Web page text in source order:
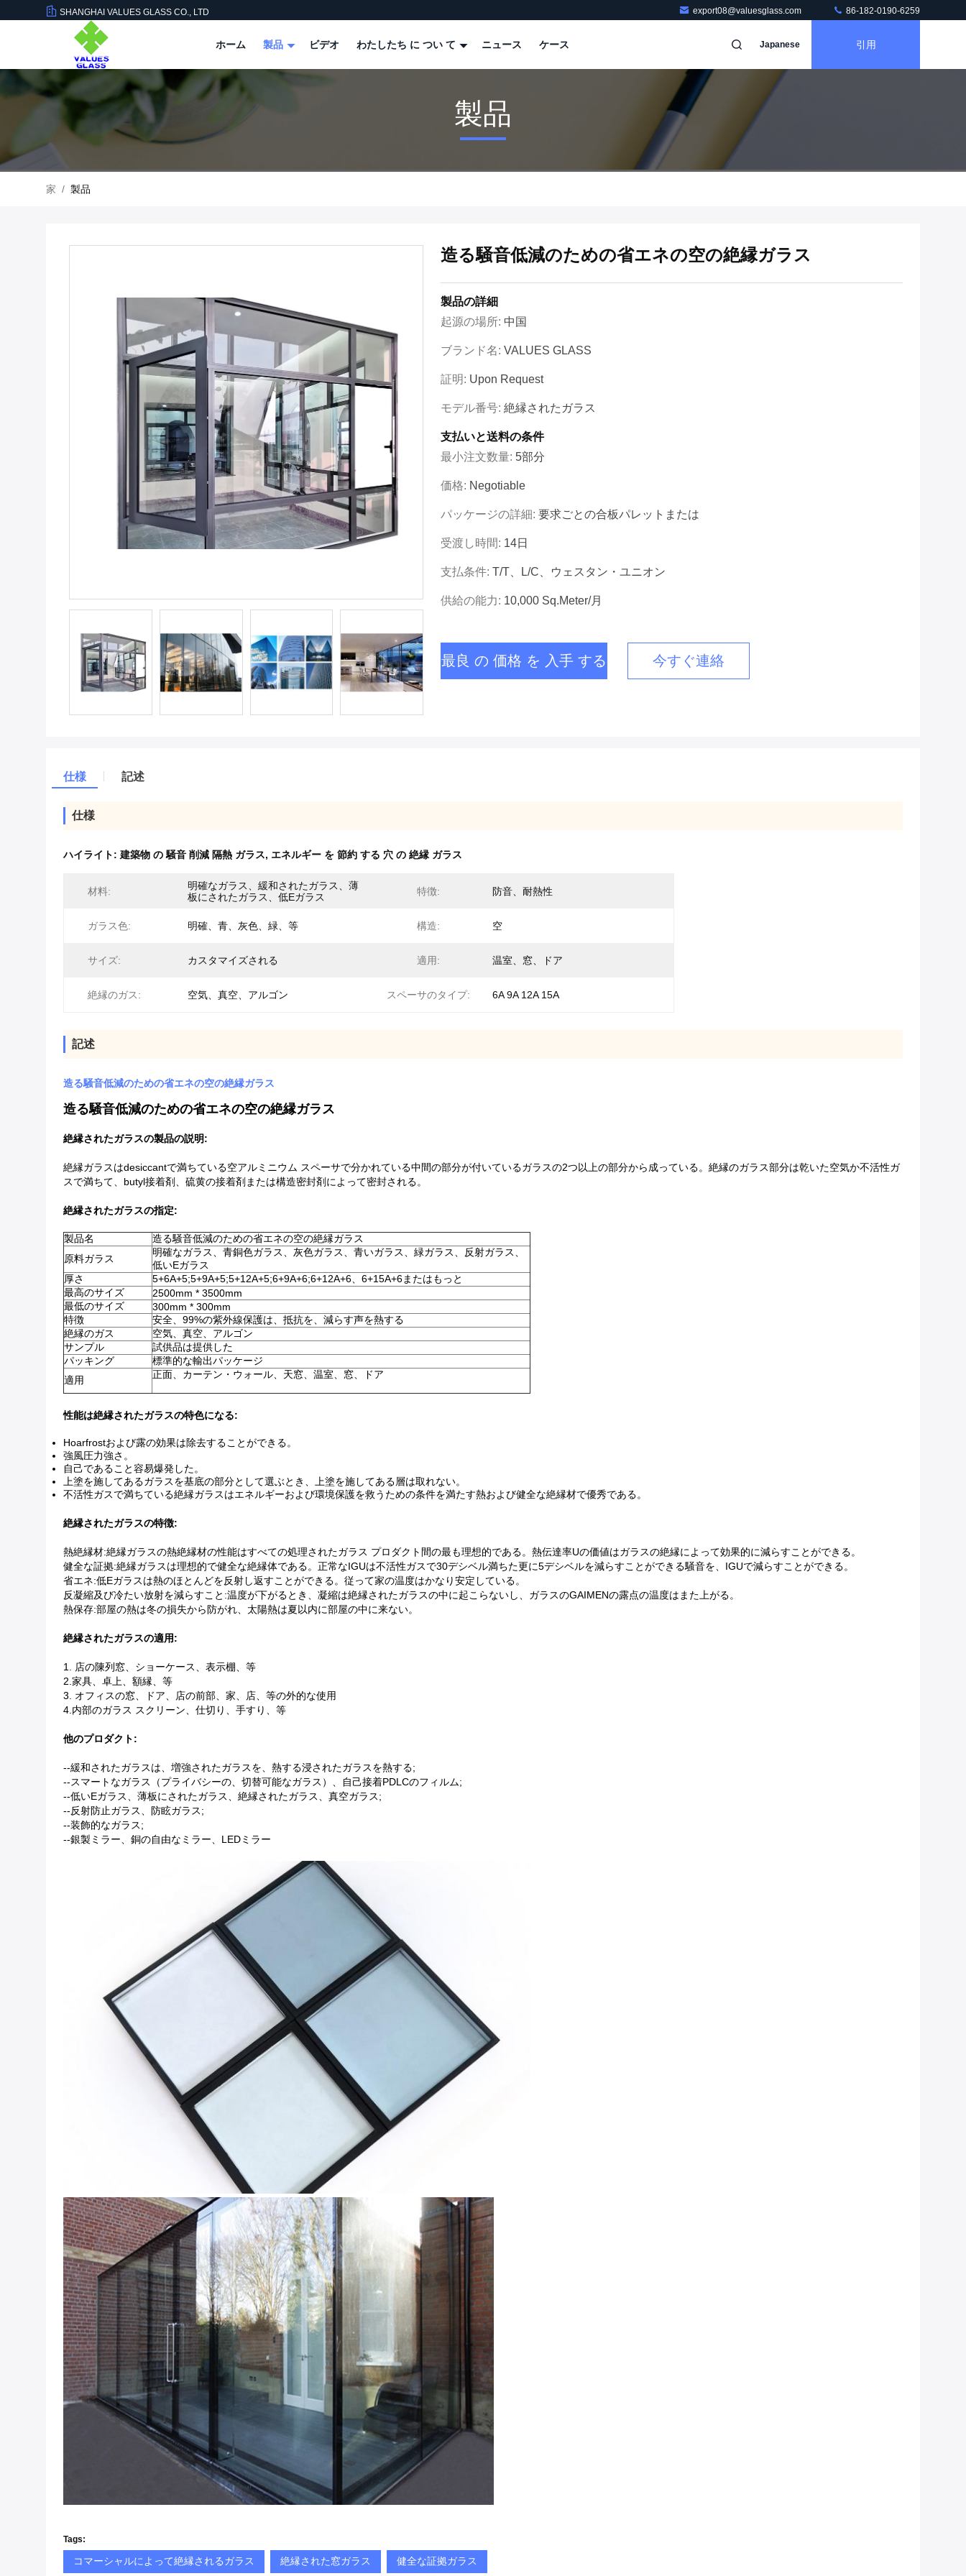
SHANGHAI VALUES GLASS CO., LTD export08@valuesglass.com 86-182-0190-6259
ホーム 製品 ビデオ わたしたち に つい て ニュース ケース Japanese 引用
製品
家 / 製品
造る騒音低減のための省エネの空の絶縁ガラス
製品の詳細
起源の場所: 中国
ブランド名: VALUES GLASS
証明: Upon Request
モデル番号: 絶縁されたガラス
支払いと送料の条件
最小注文数量: 5部分
価格: Negotiable
パッケージの詳細: 要求ごとの合板パレットまたは
受渡し時間: 14日
支払条件: T/T、L/C、ウェスタン・ユニオン
供給の能力: 10,000 Sq.meter/月
最良 の 価格 を 入手 する 今すぐ連絡
仕様 記述
仕様
ハイライト: 建築物 の 騒音 削減 隔熱 ガラス, エネルギー を 節約 する 穴 の 絶縁 ガラス
材料:
明確なガラス、緩和されたガラス、薄
板にされたガラス、低Eガラス
特徴: 防音、耐熱性
ガラス色: 明確、青、灰色、緑、等 構造: 空
サイズ: カスタマイズされる 適用: 温室、窓、ドア
絶縁のガス: 空気、真空、アルゴン スペーサのタイプ: 6A 9A 12A 15A
記述
造る騒音低減のための省エネの空の絶縁ガラス
造る騒音低減のための省エネの空の絶縁ガラス
絶縁されたガラスの製品の説明:
絶縁ガラスはdesiccantで満ちている空アルミニウム スペーサで分かれている中間の部分が付いているガラスの2つ以上の部分から成っている。絶縁のガラス部分は乾いた空気か不活性ガ
スで満ちて、butyl接着剤、硫黄の接着剤または構造密封剤によって密封される。
絶縁されたガラスの指定:
製品名
造る騒音低減のための省エネの空の絶縁ガラス
原料ガラス
明確なガラス、青銅色ガラス、灰色ガラス、青いガラス、緑ガラス、反射ガラス、
低いEガラス
厚さ
5+6A+5;5+9A+5;5+12A+5;6+9A+6;6+12A+6、6+15A+6またはもっと
最高のサイズ
2500mm * 3500mm
最低のサイズ
300mm * 300mm
特徴
安全、99%の紫外線保護は、抵抗を、減らす声を熱する
絶縁のガス
空気、真空、アルゴン
サンプル
試供品は提供した
パッキング
標準的な輸出パッケージ
適用
正面、カーテン・ウォール、天窓、温室、窓、ドア
性能は絶縁されたガラスの特色になる:
Hoarfrostおよび露の効果は除去することができる。
強風圧力強さ。
自己であること容易爆発した。
上塗を施してあるガラスを基底の部分として選ぶとき、上塗を施してある層は取れない。
不活性ガスで満ちている絶縁ガラスはエネルギーおよび環境保護を救うための条件を満たす熱および健全な絶縁材で優秀である。
絶縁されたガラスの特徴:
熱絶縁材:絶縁ガラスの熱絶縁材の性能はすべての処理されたガラス プロダクト間の最も理想的である。熱伝達率Uの価値はガラスの絶縁によって効果的に減らすことができる。
健全な証拠:絶縁ガラスは理想的で健全な絶縁体である。正常なIGUは不活性ガスで30デシベル満ちた更に5デシベルを減らすことができる騒音を、IGUで減らすことができる。
省エネ:低Eガラスは熱のほとんどを反射し返すことができる。従って家の温度はかなり安定している。
反凝縮及び冷たい放射を減らすこと:温度が下がるとき、凝縮は絶縁されたガラスの中に起こらないし、ガラスのGAIMENの露点の温度はまた上がる。
熱保存:部屋の熱は冬の損失から防がれ、太陽熱は夏以内に部屋の中に来ない。
絶縁されたガラスの適用:
1. 店の陳列窓、ショーケース、表示棚、等
2.家具、卓上、額縁、等
3. オフィスの窓、ドア、店の前部、家、店、等の外的な使用
4.内部のガラス スクリーン、仕切り、手すり、等
他のプロダクト:
--緩和されたガラスは、増強されたガラスを、熱する浸されたガラスを熱する;
--スマートなガラス（プライバシーの、切替可能なガラス）、自己接着PDLCのフィルム;
--低いEガラス、薄板にされたガラス、絶縁されたガラス、真空ガラス;
--反射防止ガラス、防眩ガラス;
--装飾的なガラス;
--銀製ミラー、銅の自由なミラー、LEDミラー
Tags:
コマーシャルによって絶縁されるガラス 絶縁された窓ガラス 健全な証拠ガラス